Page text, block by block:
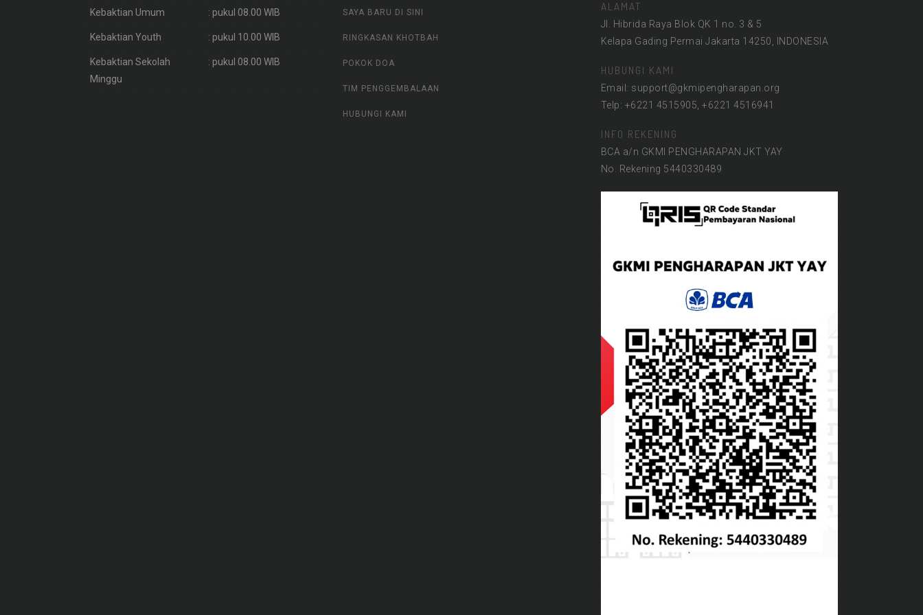
Kebaktian Umum : pukul 08.00 WIB
Kebaktian Youth : pukul 10.00 WIB
Kebaktian Sekolah
Minggu
: pukul 08.00 WIB
SAYA BARU DI SINI
RINGKASAN KHOTBAH
POKOK DOA
TIM PENGGEMBALAAN
HUBUNGI KAMI
ALAMAT
Jl. Hibrida Raya Blok QK 1 no. 3 & 5
Kelapa Gading Permai Jakarta 14250, INDONESIA
HUBUNGI KAMI
Email: support@gkmipengharapan.org
Telp: +6221 4515905, +6221 4516941
INFO REKENING
BCA a/n GKMI PENGHARAPAN JKT YAY
No. Rekening 5440330489